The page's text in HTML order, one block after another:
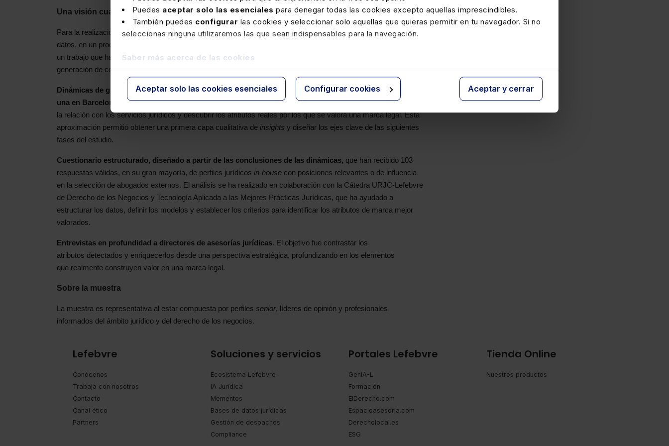
Puedes aceptar solo las esenciales para denegar todas las cookies excepto aquellas imprescindibles.
También puedes configurar las cookies y seleccionar solo aquellas que quieras permitir en tu navegador. Si no
seleccionas ninguna utilizaremos las que sean indispensables para la navegación.
Saber más acerca de las cookies
Aceptar solo las cookies esenciales Configurar cookies Aceptar y cerrar
Una visión cuantitativa y cualitativa del sector legal
Para la realización del estudio de marca del sector legal se han utilizado tres fuentes principales de recogida de
datos, en un proceso faseado y progresivo llevado a cabo entre febrero del 2024 y marzo del 2025. Se trata de
un trabajo que ha requerido de tiempo de estructuración y análisis hasta destilar los atributos a valorar y la
generación de conclusiones. Las fuentes de análisis han sido:
Dinámicas de grupo con profesionalesin-housey de despachos de abogados (dos sesiones en Madrid y
una en Barcelona).
Se utilizó metodología deDesign Thinkingpara identificar los principales puntos de dolor en
la relación con los servicios jurídicos y descubrir los atributos reales por los que se valora una marca legal. Esta
aproximación permitió obtener una primera capa cualitativa de insights y diseñar los ejes clave de las siguientes
fases del estudio.
Cuestionario estructurado, diseñado a partir de las conclusiones de las dinámicas, que han recibido 103
respuestas válidas, en su gran mayoría, de perfiles jurídicos in-house con posiciones relevantes o de influencia
en la selección de abogados externos. El análisis se ha realizado en colaboración con la Cátedra URJC-Lefebvre
de Derecho de los Negocios y Tecnología Aplicada a las Mejores Prácticas Jurídicas, que ha ayudado a
estructurar los datos, definir los modelos y establecer los criterios para identificar los atributos de marca mejor
valorados.
Entrevistas en profundidad a directores de asesorías jurídicas. El objetivo fue contrastar los
atributos detectados y enriquecerlos desde una perspectiva estratégica, profundizando en los elementos
que realmente construyen valor en una marca legal.
Sobre la muestra
La muestra es representativa al estar compuesta por perfiles senior, líderes de opinión y profesionales
informados del ámbito jurídico y del derecho de los negocios.
Lefebvre
Conócenos
Trabaja con nosotros
Contacto
Canal ético
Partners
Soluciones y servicios
Ecosistema Lefebvre
IA Jurídica
Mementos
Bases de datos jurídicas
Gestión de despachos
Compliance
Portales Lefebvre
GenIA-L
Formación
ElDerecho.com
Espacioasesoria.com
Derecholocal.es
ESG
Tienda Online
Nuestros productos